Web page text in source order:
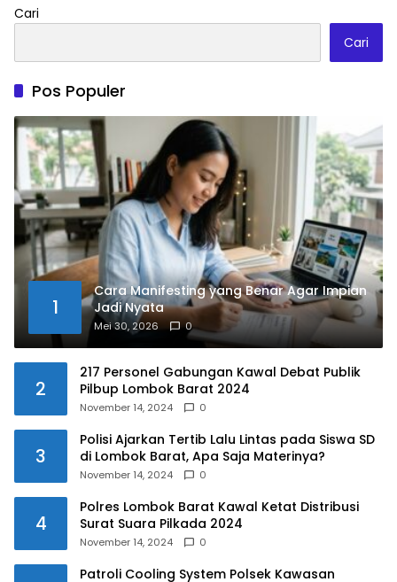
Cari
Cari
Pos Populer
1
Cara Manifesting yang Benar Agar Impian
Jadi Nyata
Mei 30, 2026 0
2
217 Personel Gabungan Kawal Debat Publik
Pilbup Lombok Barat 2024
November 14, 2024 0
3
Polisi Ajarkan Tertib Lalu Lintas pada Siswa SD
di Lombok Barat, Apa Saja Materinya?
November 14, 2024 0
4
Polres Lombok Barat Kawal Ketat Distribusi
Surat Suara Pilkada 2024
November 14, 2024 0
Patroli Cooling System Polsek Kawasan